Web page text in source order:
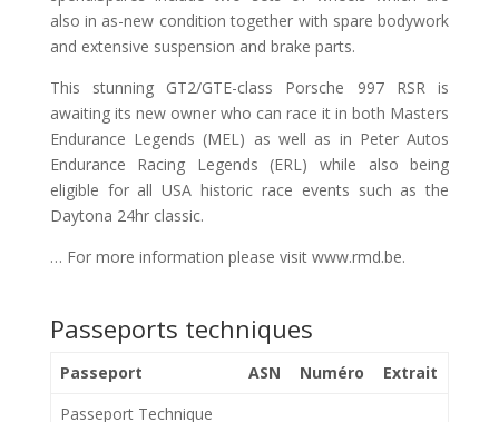
also in as-new condition together with spare bodywork
and extensive suspension and brake parts.
This stunning GT2/GTE-class Porsche 997 RSR is
awaiting its new owner who can race it in both Masters
Endurance Legends (MEL) as well as in Peter Autos
Endurance Racing Legends (ERL) while also being
eligible for all USA historic race events such as the
Daytona 24hr classic.
… For more information please visit www.rmd.be.
Passeports techniques
Passeport ASN Numéro
Extrait
Passeport Technique